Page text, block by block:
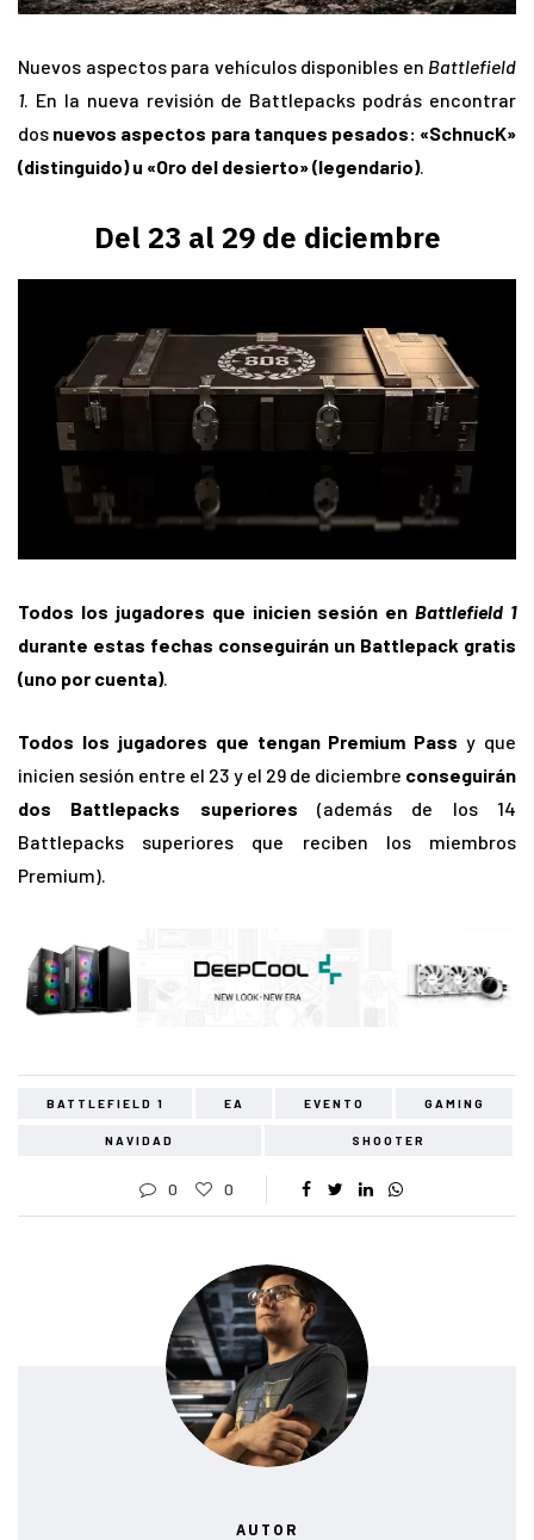
Nuevos aspectos para vehículos disponibles en Battlefield
1. En la nueva revisión de Battlepacks podrás encontrar
dos nuevos aspectos para tanques pesados: «SchnucK»
(distinguido) u «Oro del desierto» (legendario).
Del 23 al 29 de diciembre
Todos los jugadores que inicien sesión enBattlefield 1
durante estas fechas conseguirán un Battlepack gratis
(uno por cuenta).
Todos los jugadores que tengan Premium Pass y que
inicien sesión entre el 23 y el 29 de diciembre conseguirán
dos Battlepacks superiores (además de los 14
Battlepacks superiores que reciben los miembros
Premium).
BATTLEFIELD 1 EA EVENTO GAMING
NAVIDAD SHOOTER
0 0
AUTOR